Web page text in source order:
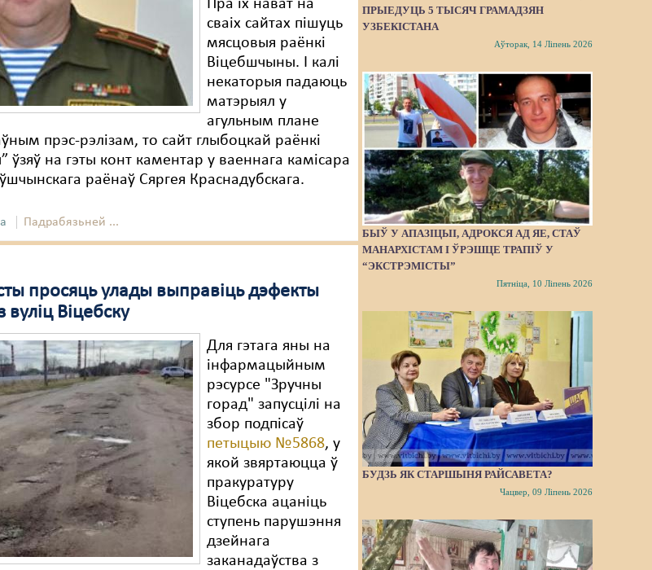
Пра іх нават на
сваіх сайтах пішуць
мясцовыя раёнкі
Віцебшчыны. І калі
некаторыя падаюць
матэрыял у
агульным плане
прэс-рэлізам, то сайт глыбоцкай раёнкі
ўзяў на гэты конт каментар у ваеннага камісара
раёнаў Сяргея Краснадубскага.
Падрабязьней ...
просяць улады выправіць дэфекты
вуліц Віцебску
Для гэтага яны на
інфармацыйным
рэсурсе "Зручны
горад" запусцілі на
збор подпісаў
петыцыю №5868, у
якой звяртаюцца ў
пракуратуру
Віцебска ацаніць
ступень парушэння
дзейнага
заканадаўства з
ПРЫЕДУЦЬ 5 ТЫСЯЧ ГРАМАДЗЯН
УЗБЕКІСТАНА
Аўторак, 14 Ліпень 2026
БЫЎ У АПАЗІЦЫІ, АДРОКСЯ АД ЯЕ, СТАЎ
МАНАРХІСТАМ І ЎРЭШЦЕ ТРАПІЎ У
“ЭКСТРЭМІСТЫ”
Пятніца, 10 Ліпень 2026
БУДЗЬ ЯК СТАРШЫНЯ РАЙСАВЕТА?
Чацвер, 09 Ліпень 2026